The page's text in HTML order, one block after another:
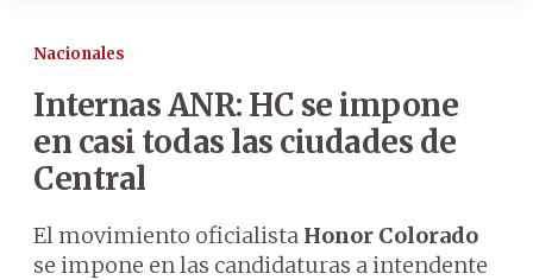
Nacionales
Internas ANR: HC se impone
en casi todas las ciudades de
Central
El movimiento oficialista Honor Colorado
se impone en las candidaturas a intendente